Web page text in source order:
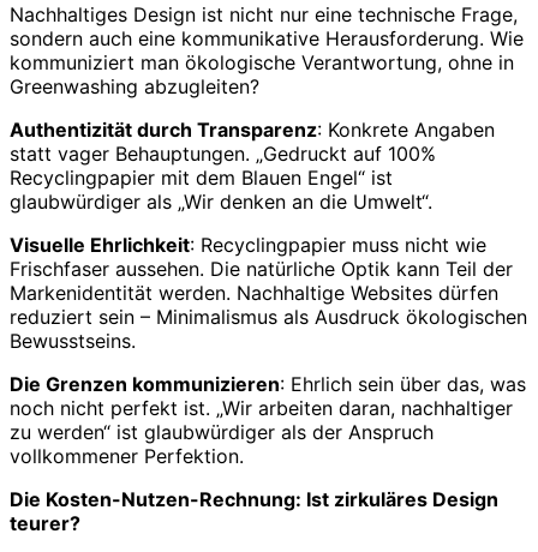
Nachhaltiges Design ist nicht nur eine technische Frage,
sondern auch eine kommunikative Herausforderung. Wie
kommuniziert man ökologische Verantwortung, ohne in
Greenwashing abzugleiten?
Authentizität durch Transparenz: Konkrete Angaben
statt vager Behauptungen. „Gedruckt auf 100%
Recyclingpapier mit dem Blauen Engel“ ist
glaubwürdiger als „Wir denken an die Umwelt“.
Visuelle Ehrlichkeit: Recyclingpapier muss nicht wie
Frischfaser aussehen. Die natürliche Optik kann Teil der
Markenidentität werden. Nachhaltige Websites dürfen
reduziert sein – Minimalismus als Ausdruck ökologischen
Bewusstseins.
Die Grenzen kommunizieren: Ehrlich sein über das, was
noch nicht perfekt ist. „Wir arbeiten daran, nachhaltiger
zu werden“ ist glaubwürdiger als der Anspruch
vollkommener Perfektion.
Die Kosten-Nutzen-Rechnung: Ist zirkuläres Design
teurer?